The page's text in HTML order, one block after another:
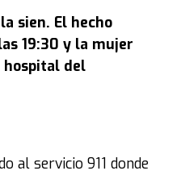
sien. El hecho
19:30 y la mujer
hospital del
al servicio 911 donde